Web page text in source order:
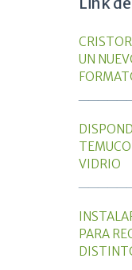
UN
TEMUCO
VIDRIO
PARA